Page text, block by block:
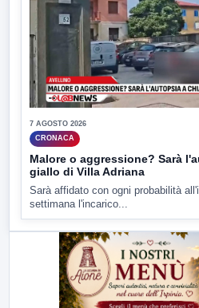
7 AGOSTO 2026
CRONACA
Malore o aggressione? Sarà
giallo di Villa Adriana
Sarà affidato con ogni probabilità
settimana l'incarico...